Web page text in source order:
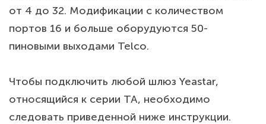
от 4 до 32. Модификации с количеством
портов 16 и больше оборудуются 50-
пиновыми выходами Telco.
Чтобы подключить любой шлюз Yeastar,
относящийся к серии TA, необходимо
следовать приведенной ниже инструкции.